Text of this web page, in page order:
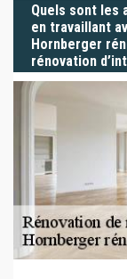
Quels sont les
en travaillant
Hornberger
rénovation